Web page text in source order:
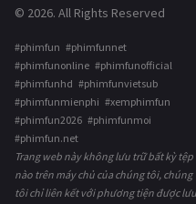
© 2026. All Rights Reserved
#phimfun #phimfunnet
#phimfunonline #phimfunofficial
#phimfunhd #phimfunvietsub
#phimfunmienphi #xemphimfun
#phimfun2026 #phimfunmoi
#phimfun.net
Trang web này không lưu trữ bất kỳ tệp
nào trên máy chủ của chúng tôi, chúng
tôi chỉ liên kết với phương tiện được lưu